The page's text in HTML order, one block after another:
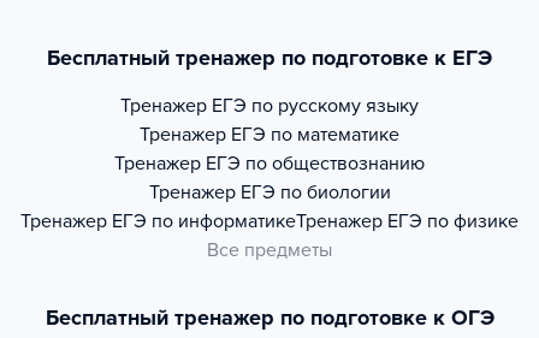
Бесплатный тренажер по подготовке к ЕГЭ
Тренажер ЕГЭ по русскому языку
Тренажер ЕГЭ по математике
Тренажер ЕГЭ по обществознанию
Тренажер ЕГЭ по биологии
Тренажер ЕГЭ по информатикеТренажер ЕГЭ по физике
Все предметы
Бесплатный тренажер по подготовке к ОГЭ